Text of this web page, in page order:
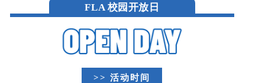
FLA 校园开放日
>> 活动时间